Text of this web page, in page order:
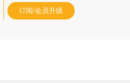
订阅/会员升级